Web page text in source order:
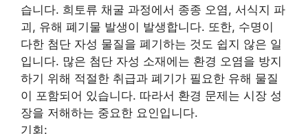
습니다. 희토류 채굴 과정에서 종종 오염, 서식지 파
괴, 유해 폐기물 발생이 발생합니다. 또한, 수명이
다한 첨단 자성 물질을 폐기하는 것도 쉽지 않은 일
입니다. 많은 첨단 자성 소재에는 환경 오염을 방지
하기 위해 적절한 취급과 폐기가 필요한 유해 물질
이 포함되어 있습니다. 따라서 환경 문제는 시장 성
장을 저해하는 중요한 요인입니다.
기회: